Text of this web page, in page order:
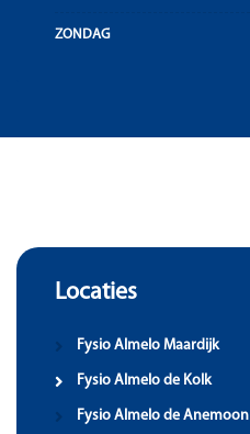
ZONDAG
Locaties
Fysio Almelo Maardijk
Fysio Almelo de Kolk
Fysio Almelo de Anemoon